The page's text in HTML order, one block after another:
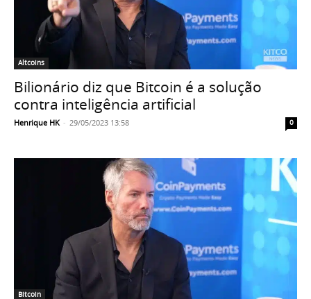
Altcoins
Bilionário diz que Bitcoin é a solução
contra inteligência artificial
Henrique HK - 29/05/2023 13:58 0
Bitcoin